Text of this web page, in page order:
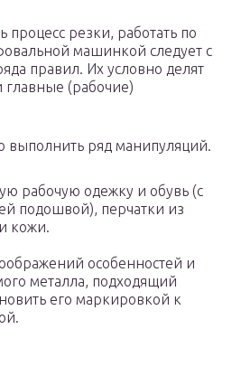
процесс резки, работать по
машинкой следует с
правил. Их условно делят
(рабочие)
выполнить ряд манипуляций.
рабочую одежку и обувь (с
подошвой), перчатки из
кожи.
особенностей и
металла, подходящий
его маркировкой к